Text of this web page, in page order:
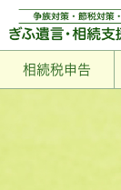
相続税申告